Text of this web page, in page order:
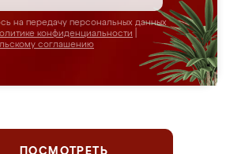
на передачу персональных данных
конфиденциальности
соглашению
ПОСМОТРЕТЬ